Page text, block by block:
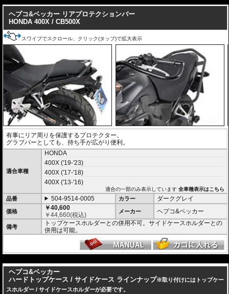
ヘプコ&ベッカー リアプロテクションバー
HONDA 400X / CB500X
スワイプでスクロール、クリック(タップ)で拡大表示
有事にリア周りを保護するプロテクター。
グラブバーとしても、持ち手が広がり便利。
適合車種
HONDA
400X ('19-'23)
400X ('17-'18)
400X ('13-'16)
適合の一部のみ表示しています全車種表示はこちら
品番 504-9514-0005 カラー ダークグレイ
価格
￥40,600
￥44,660(税込) メーカー ヘプコ&ベッカー
備考
トップケースホルダーとの併用不可。サイドケースホルダーとの
併用は可能。
ヘプコ&ベッカー
ハードトップケース / サイドケース ラインナップ※取り付けにはトップケー
スホルダー / サイドケースホルダーが必要です。